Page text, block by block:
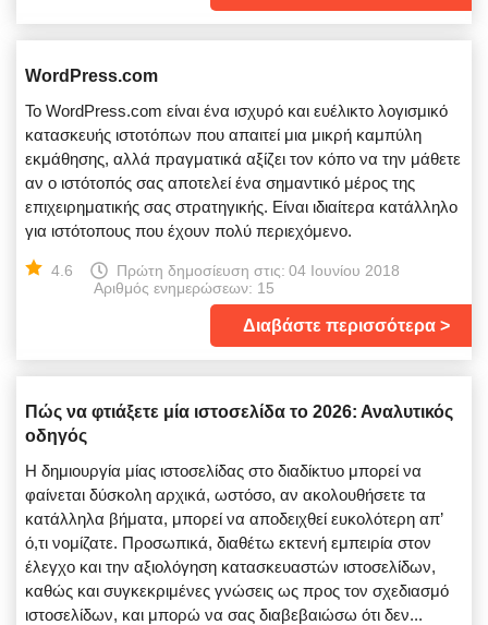
WordPress.com
Το WordPress.com είναι ένα ισχυρό και ευέλικτο λογισμικό
κατασκευής ιστοτόπων που απαιτεί μια μικρή καμπύλη
εκμάθησης, αλλά πραγματικά αξίζει τον κόπο να την μάθετε
αν ο ιστότοπός σας αποτελεί ένα σημαντικό μέρος της
επιχειρηματικής σας στρατηγικής. Είναι ιδιαίτερα κατάλληλο
για ιστότοπους που έχουν πολύ περιεχόμενο.
4.6 Πρώτη δημοσίευση στις: 04 Ιουνίου 2018
Αριθμός ενημερώσεων: 15
Διαβάστε περισσότερα
Πώς να φτιάξετε μία ιστοσελίδα το 2026: Αναλυτικός
οδηγός
Η δημιουργία μίας ιστοσελίδας στο διαδίκτυο μπορεί να
φαίνεται δύσκολη αρχικά, ωστόσο, αν ακολουθήσετε τα
κατάλληλα βήματα, μπορεί να αποδειχθεί ευκολότερη απ’
ό,τι νομίζατε. Προσωπικά, διαθέτω εκτενή εμπειρία στον
έλεγχο και την αξιολόγηση κατασκευαστών ιστοσελίδων,
καθώς και συγκεκριμένες γνώσεις ως προς τον σχεδιασμό
ιστοσελίδων, και μπορώ να σας διαβεβαιώσω ότι δεν...